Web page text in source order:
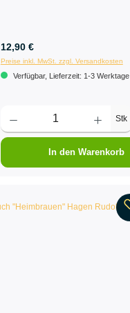
12,90 €
Preise inkl. MwSt. zzgl. Versandkosten
Verfügbar, Lieferzeit: 1-3 Werktage
Stk
In den Warenkorb